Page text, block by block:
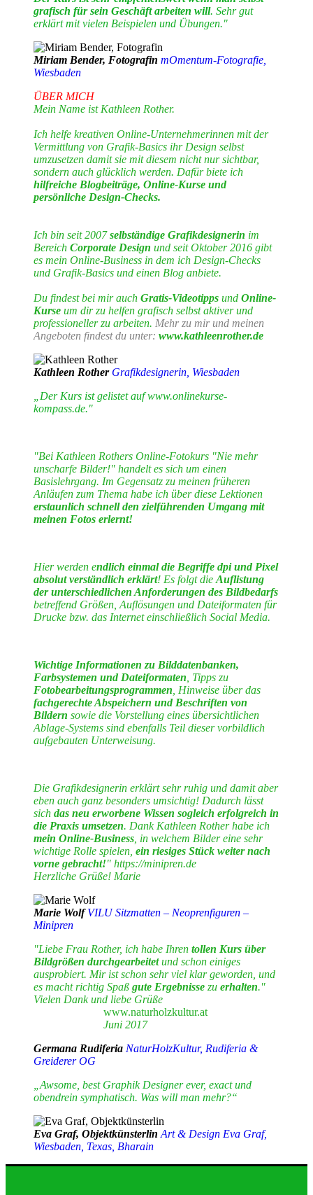
grafisch für sein Geschäft arbeiten will. Sehr gut
erklärt mit vielen Beispielen und Übungen."
Miriam Bender, Fotografin mOmentum-Fotografie,
Wiesbaden
ÜBER MICH
Mein Name ist Kathleen Rother.
Ich helfe kreativen Online-Unternehmerinnen mit der
Vermittlung von Grafik-Basics ihr Design selbst
umzusetzen damit sie mit diesem nicht nur sichtbar,
sondern auch glücklich werden. Dafür biete ich
hilfreiche Blogbeiträge, Online-Kurse und
persönliche Design-Checks.
Ich bin seit 2007selbständige Grafikdesignerin im
Bereich Corporate Design und seit Oktober 2016 gibt
es mein Online-Business in dem ich Design-Checks
und Grafik-Basics und einen Blog anbiete.
Du findest bei mir auch Gratis-Videotipps und Online-
Kurse um dir zu helfen grafisch selbst aktiver und
professioneller zu arbeiten. Mehr zu mir und meinen
Angeboten findest du unter: www.kathleenrother.de
Kathleen Rother Grafikdesignerin, Wiesbaden
„Der Kurs ist gelistet auf www.onlinekurse-
kompass.de."
"Bei Kathleen Rothers Online-Fotokurs "Nie mehr
unscharfe Bilder!" handelt es sich um einen
Basislehrgang. Im Gegensatz zu meinen früheren
Anläufen zum Thema habe ich über diese Lektionen
erstaunlich schnell den zielführenden Umgang mit
meinen Fotos erlernt!
Hier werden endlich einmal die Begriffe dpi und Pixel
absolut verständlich erklärt! Es folgt die Auflistung
der unterschiedlichen Anforderungen des Bildbedarfs
betreffend Größen, Auflösungen und Dateiformaten für
Drucke bzw. das Internet einschließlich Social Media.
Wichtige Informationen zu Bilddatenbanken,
Farbsystemen und Dateiformaten , Tipps zu
Fotobearbeitungsprogrammen , Hinweise über das
fachgerechte Abspeichern und Beschriften von
Bildern sowie die Vorstellung eines übersichtlichen
Ablage-Systems sind ebenfalls Teil dieser vorbildlich
aufgebauten Unterweisung.
Die Grafikdesignerin erklärt sehr ruhig und damit aber
eben auch ganz besonders umsichtig! Dadurch lässt
sich das neu erworbene Wissen sogleich erfolgreich in
die Praxis umsetzen. Dank Kathleen Rother habe ich
mein Online-Business , in welchem Bilder eine sehr
wichtige Rolle spielen, ein riesiges Stück weiter nach
vorne gebracht!" https://minipren.de
Herzliche Grüße! Marie
Marie Wolf VILU Sitzmatten – Neoprenfiguren –
Minipren
"Liebe Frau Rother, ich habe Ihren tollen Kurs über
Bildgrößen durchgearbeitetund schon einiges
ausprobiert. Mir ist schon sehr viel klar geworden, und
es macht richtig Spaß gute Ergebnisse zu erhalten."
Vielen Dank und liebe Grüße
www.naturholzkultur.at
Juni 2017
Germana Rudiferia NaturHolzKultur, Rudiferia &
Greiderer OG
„Awsome, best Graphik Designer ever, exact und
obendrein symphatisch. Was will man mehr?“
Eva Graf, Objektkünsterlin Art & Design Eva Graf,
Wiesbaden, Texas, Bharain